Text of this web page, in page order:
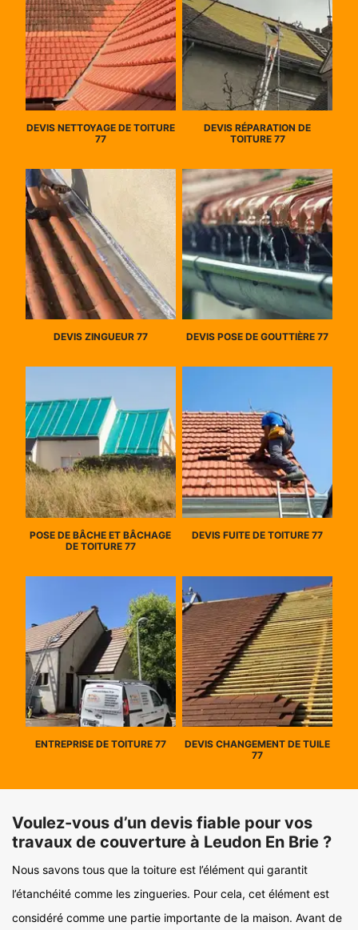
DEVIS NETTOYAGE DE TOITURE
77
DEVIS RÉPARATION DE
TOITURE 77
DEVIS ZINGUEUR 77 DEVIS POSE DE GOUTTIÈRE 77
POSE DE BÂCHE ET BÂCHAGE
DE TOITURE 77
DEVIS FUITE DE TOITURE 77
ENTREPRISE DE TOITURE 77
DEVIS CHANGEMENT DE TUILE
77
Voulez-vous d’un devis fiable pour vos
travaux de couverture à Leudon En Brie ?
Nous savons tous que la toiture est l’élément qui garantit
l’étanchéité comme les zingueries. Pour cela, cet élément est
considéré comme une partie importante de la maison. Avant de